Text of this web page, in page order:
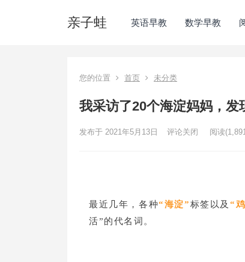
亲子蛙 英语早教 数学早教
您的位置 首页 未分类
我采访了20个海淀妈妈，
发布于 2021年5月13日 评论关闭 阅读
最近几年，各种“海淀”标签以及 “
活”的代名词。